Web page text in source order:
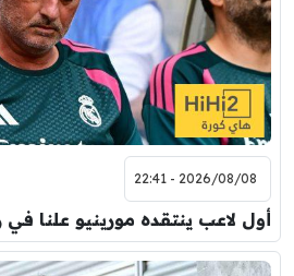
2026/08/08 - 22:41
أول لاعب ينتقده مورينيو علنا في